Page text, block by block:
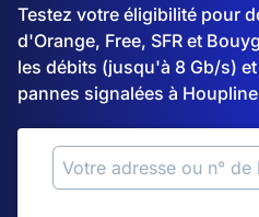
Testez votre éligibilité pour
d'Orange, Free, SFR et
les débits (jusqu'à 8 Gb/s)
pannes signalées à